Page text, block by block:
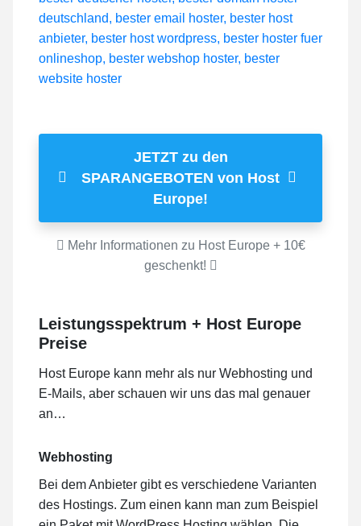
JETZT zu den
SPARANGEBOTEN von Host
Europe!
Mehr Informationen zu Host Europe + 10€
geschenkt!
Leistungsspektrum + Host Europe
Preise
Host Europe kann mehr als nur Webhosting und
E-Mails, aber schauen wir uns das mal genauer
an…
Webhosting
Bei dem Anbieter gibt es verschiedene Varianten
des Hostings. Zum einen kann man zum Beispiel